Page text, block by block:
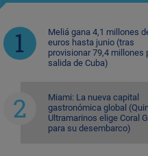
Meliá gana 4,1 millones
euros hasta junio (tras
provisionar 79,4 millones
salida de Cuba)
Miami: La nueva capital
gastronómica global
Ultramarinos elige Coral
para su desembarco)